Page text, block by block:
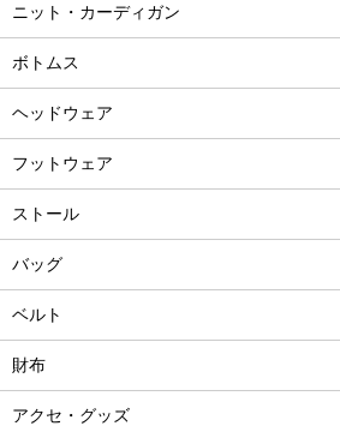
ニット・カーディガン
ボトムス
ヘッドウェア
フットウェア
ストール
バッグ
ベルト
財布
アクセ・グッズ